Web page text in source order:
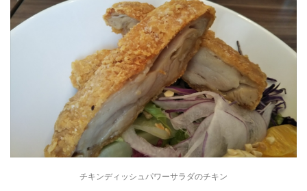
チキンディッシュパワーサラダのチキン